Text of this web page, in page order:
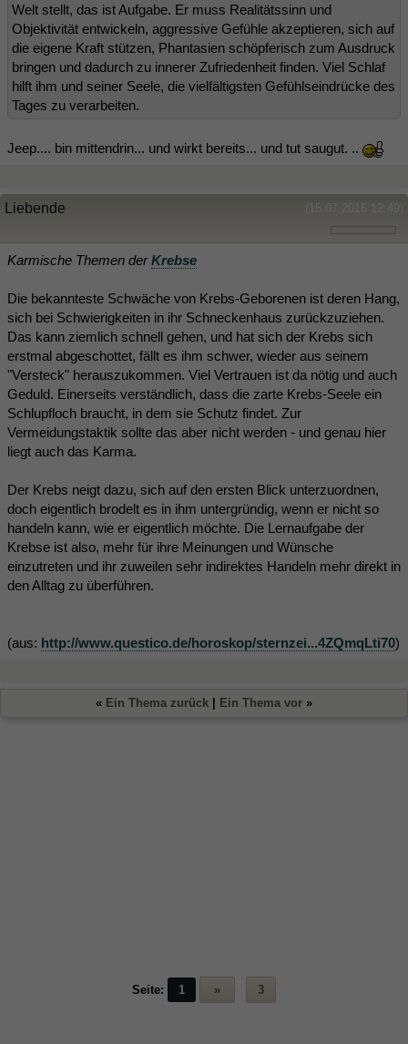
Welt stellt, das ist Aufgabe. Er muss Realitätssinn und
Objektivität entwickeln, aggressive Gefühle akzeptieren, sich auf
die eigene Kraft stützen, Phantasien schöpferisch zum Ausdruck
bringen und dadurch zu innerer Zufriedenheit finden. Viel Schlaf
hilft ihm und seiner Seele, die vielfältigsten Gefühlseindrücke des
Tages zu verarbeiten.
Jeep.... bin mittendrin... und wirkt bereits... und tut saugut. ..
(15.07.2016 12:49)
Liebende
Karmische Themen derKrebse
Die bekannteste Schwäche von Krebs-Geborenen ist deren Hang,
sich bei Schwierigkeiten in ihr Schneckenhaus zurückzuziehen.
Das kann ziemlich schnell gehen, und hat sich der Krebs sich
erstmal abgeschottet, fällt es ihm schwer, wieder aus seinem
"Versteck" herauszukommen. Viel Vertrauen ist da nötig und auch
Geduld. Einerseits verständlich, dass die zarte Krebs-Seele ein
Schlupfloch braucht, in dem sie Schutz findet. Zur
Vermeidungstaktik sollte das aber nicht werden - und genau hier
liegt auch das Karma.
Der Krebs neigt dazu, sich auf den ersten Blick unterzuordnen,
doch eigentlich brodelt es in ihm untergründig, wenn er nicht so
handeln kann, wie er eigentlich möchte. Die Lernaufgabe der
Krebse ist also, mehr für ihre Meinungen und Wünsche
einzutreten und ihr zuweilen sehr indirektes Handeln mehr direkt in
den Alltag zu überführen.
(aus: http://www.questico.de/horoskop/sternzei...4ZQmqLti70)
« Ein Thema zurück Ein Thema vor »
Seite: 1 » 3